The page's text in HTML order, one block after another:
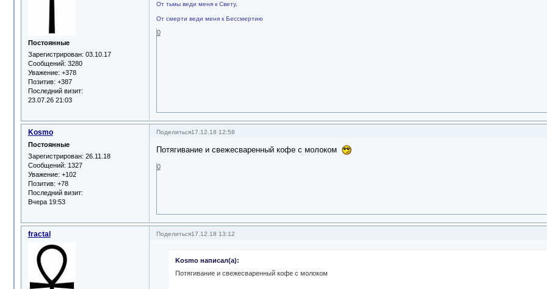
Постоянные
Зарегистрирован: 03.10.17
Сообщений: 3280
Уважение: +378
Позитив: +387
Последний визит:
23.07.26 21:03
От тьмы веди меня к Свету,
От смерти веди меня к Бессмертию
0
Поделиться17.12.18 12:58
Kosmo
Постоянные
Зарегистрирован: 26.11.18
Сообщений: 1327
Уважение: +102
Позитив: +78
Последний визит:
Вчера 19:53
Потягивание и свежесваренный кофе с молоком
0
Поделиться17.12.18 13:12
fractal
Kosmo написал(а):
Потягивание и свежесваренный кофе с молоком